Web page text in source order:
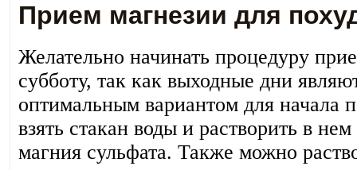
Прием магнезии для
Желательно начинать процедуру
субботу, так как выходные дни
оптимальным вариантом для начала
взять стакан воды и растворить в
магния сульфата. Также можно